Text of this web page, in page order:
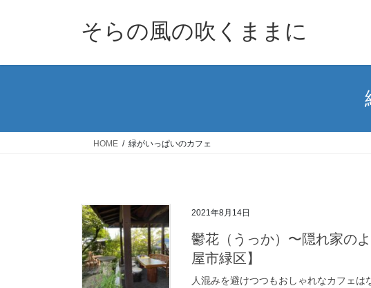
そらの風の吹くままに
HOME 緑がいっぱいのカフェ
2021年8月14日
鬱花（うっか）〜隠れ家の
屋市緑区】
人混みを避けつつもおしゃれなカフェ